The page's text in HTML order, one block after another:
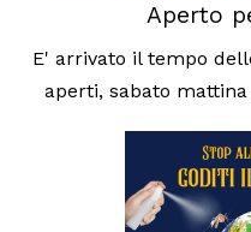
Aperto
E' arrivato il tempo
aperti, sabato